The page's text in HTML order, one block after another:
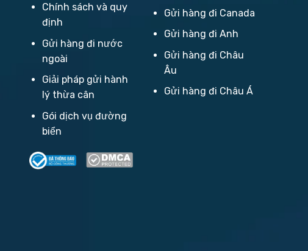
Chính sách và quy
định
Gửi hàng đi nước
ngoài
Giải pháp gửi hành
lý thừa cân
Gói dịch vụ đường
biển
Gửi hàng đi Canada
Gửi hàng đi Anh
Gửi hàng đi Châu
Âu
Gửi hàng đi Châu Á